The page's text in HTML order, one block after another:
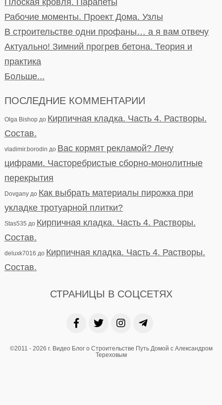
Плоская кровля. Парапеты
Рабочие моменты. Проект Дома. Узлы
В строительстве одни профаны… а я вам отвечу
Актуально! Зимний прогрев бетона. Теория и
практика
Больше...
ПОСЛЕДНИЕ КОММЕНТАРИИ
Olga Bishopдо Кирпичная кладка. Часть 4. Растворы.
Состав.
vladimir.borodin до Вас кормят рекламой? Лечу
цифрами. Часторебристые сборно-монолитные
перекрытия
Dovganyдо Как выбрать материалы пирожка при
укладке тротуарной плитки?
Stas535 до Кирпичная кладка. Часть 4. Растворы.
Состав.
deluxk7016 до Кирпичная кладка. Часть 4. Растворы.
Состав.
СТРАНИЦЫ В СОЦСЕТЯХ
©2011 - 2026 г. Видео Блог о Строительстве Путь Домой с Александром
Тереховым